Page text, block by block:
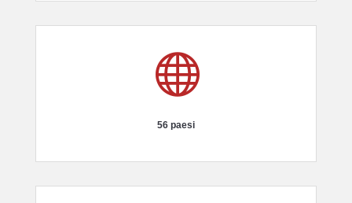

56 paesi